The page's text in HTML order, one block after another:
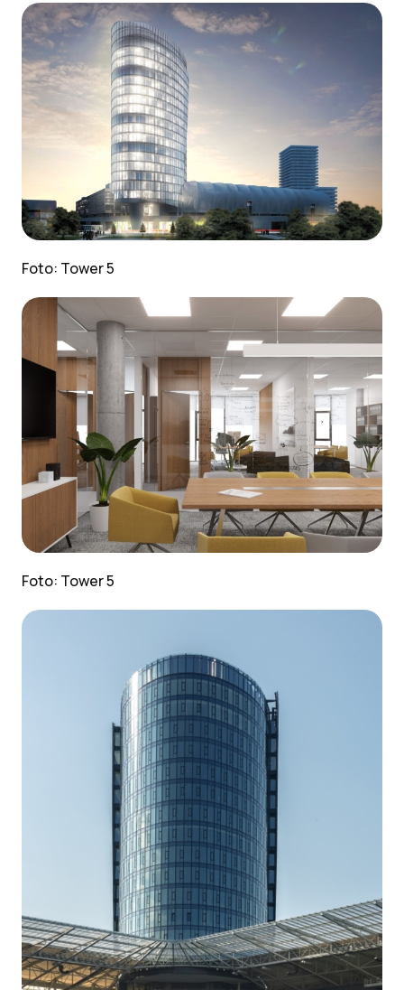
Foto: Tower 5
Foto: Tower 5